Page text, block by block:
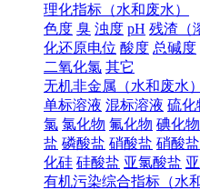
理化指标（水和废水）
色度 臭 浊度 pH 残渣（
化还原电位 酸度 总碱度
二氧化氯 其它
无机非金属（水和废水）
单标溶液 混标溶液 硫化
氯 氯化物 氟化物 碘化物
盐 磷酸盐 硝酸盐 硝酸
化硅 硅酸盐 亚氯酸盐
有机污染综合指标（水